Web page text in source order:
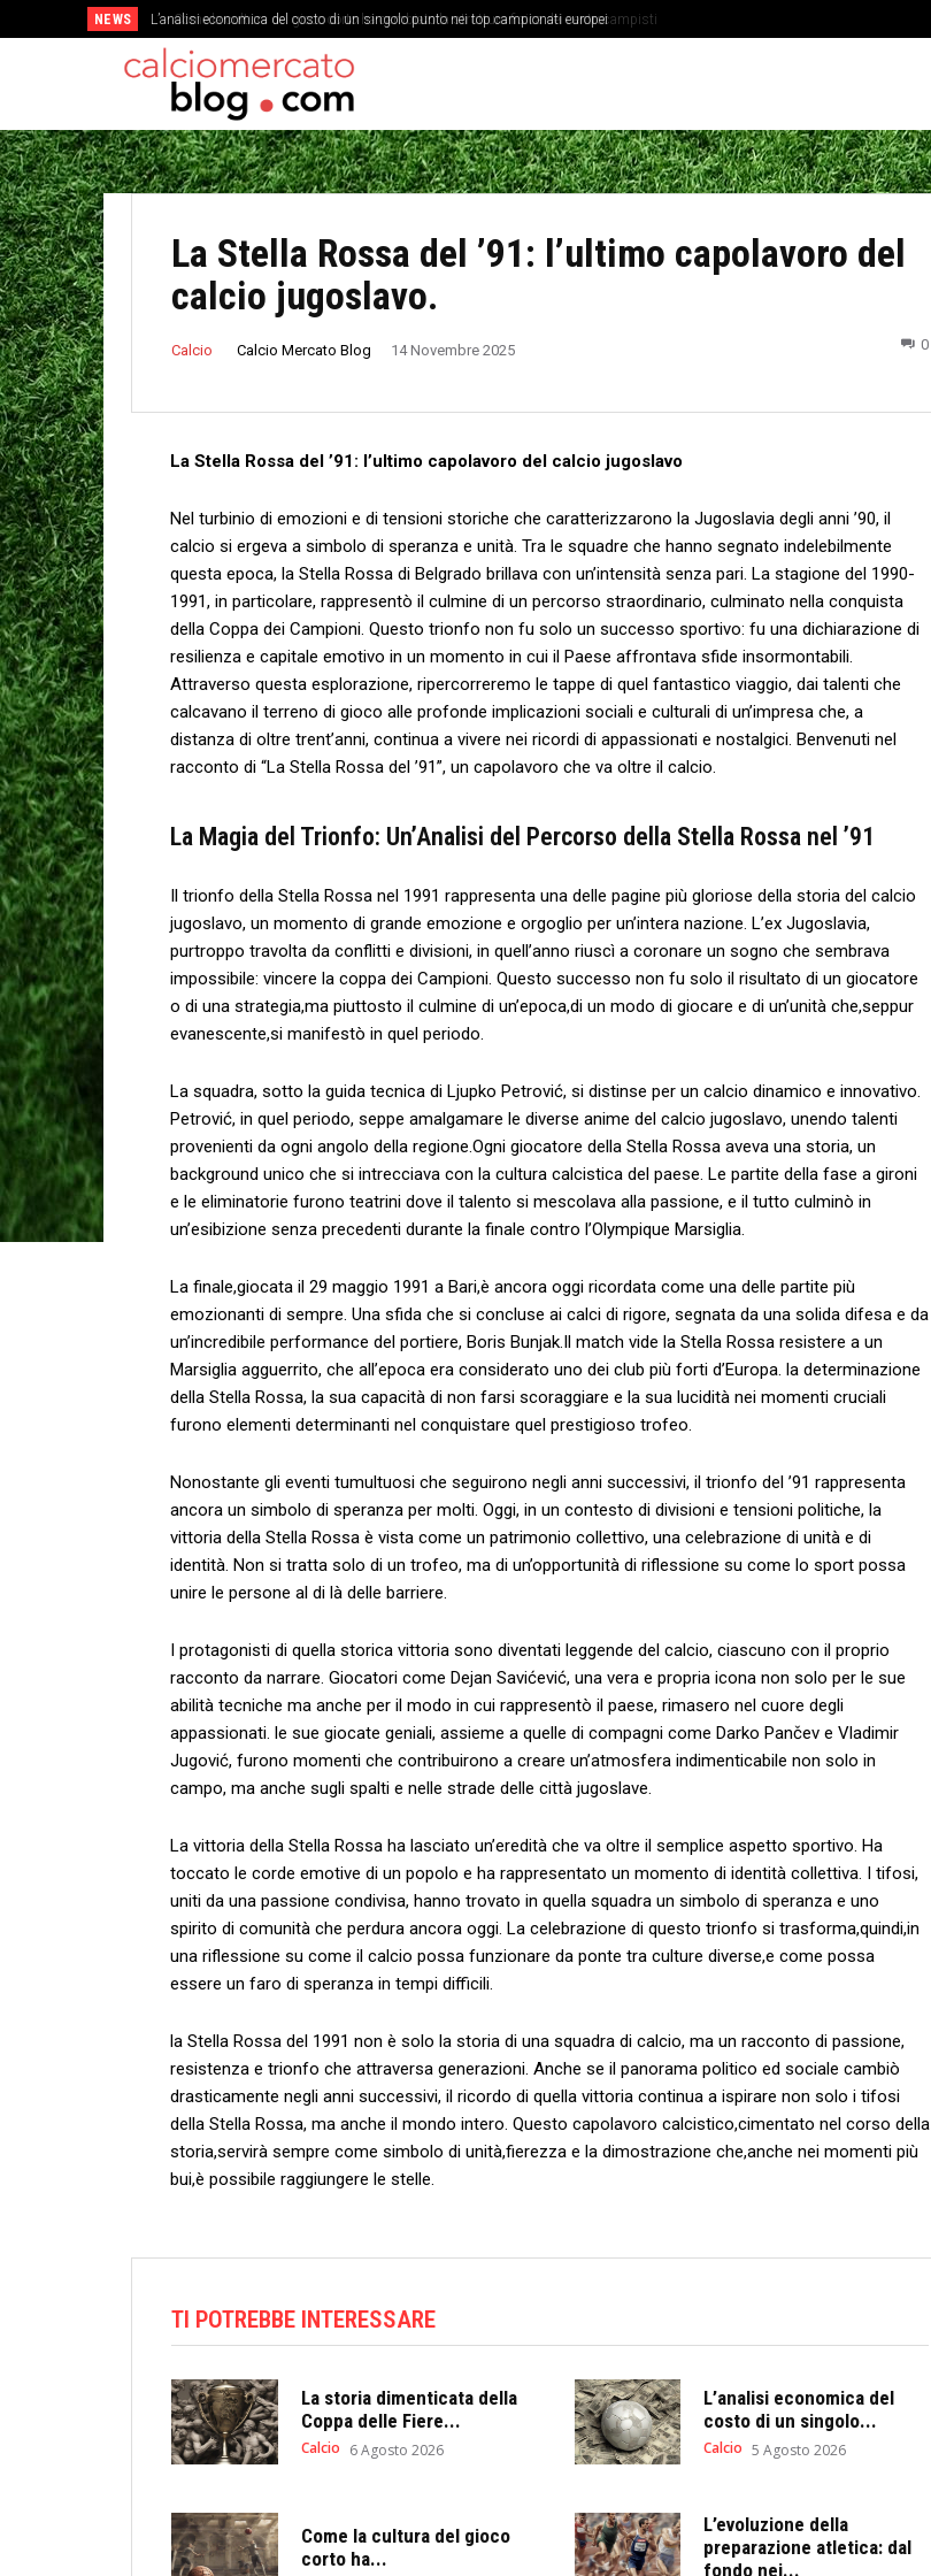
NEWS L’analisi economica del costo di un singolo punto nei top campionati europei
Come la cultura del gioco corto ha cambiato la struttura fisica dei centrocampisti
La Stella Rossa del ’91: l’ultimo capolavoro del
calcio jugoslavo.
Calcio Calcio Mercato Blog 14 Novembre 2025 0
La Stella Rossa​ del ’91:⁤ l’ultimo capolavoro del calcio ‍jugoslavo
Nel turbinio ⁢di emozioni e ⁣di tensioni storiche che caratterizzarono ⁣la Jugoslavia ⁤degli​ anni ’90, ‌il
calcio ‌si ergeva a simbolo di‍ speranza e unità. Tra le squadre che‍ hanno segnato indelebilmente
questa epoca, la Stella Rossa di​ Belgrado brillava con un’intensità ⁤senza pari. La stagione del 1990-
1991, ​in particolare, rappresentò ‍il culmine di un percorso straordinario, culminato nella conquista
della Coppa dei Campioni. Questo trionfo non fu solo un successo sportivo: fu una dichiarazione di
⁣resilienza e capitale emotivo ‌in un momento ⁣in cui il Paese affrontava ⁤sfide insormontabili.
Attraverso questa esplorazione, ripercorreremo‍ le tappe⁢ di quel fantastico​ viaggio, dai talenti che
calcavano il terreno di gioco alle ⁢profonde implicazioni⁣ sociali e ‌culturali ⁢di un’impresa che, a
distanza di oltre ‍trent’anni, continua a vivere nei ​ricordi di appassionati e nostalgici. Benvenuti nel⁤
racconto ⁣di “La Stella​ Rossa ⁣del ’91”, un capolavoro che ⁤va oltre il calcio.
La ​Magia del‍ Trionfo: ⁤Un’Analisi ⁤del Percorso‍ della ⁢Stella Rossa‌ nel ’91
Il trionfo della Stella Rossa nel 1991 rappresenta una delle pagine più gloriose della storia del calcio
⁢jugoslavo, un momento di grande emozione e orgoglio per un’intera nazione. L’ex Jugoslavia,
purtroppo travolta da conflitti ⁢e divisioni,‌ in quell’anno riuscì a coronare un sogno ⁢che sembrava
impossibile: vincere la ‌coppa dei⁢ Campioni. Questo successo non fu solo il risultato⁣ di un giocatore
o ‍di una strategia,ma piuttosto il culmine‍ di un’epoca,di un⁤ modo di giocare e di un’unità ⁤che,seppur
evanescente,si manifestò in quel periodo.
La squadra, ⁣sotto la guida ⁤tecnica di Ljupko Petrović,⁢ si distinse‍ per un calcio dinamico ​e innovativo.
⁣Petrović, in quel periodo, seppe amalgamare ‍le diverse anime ⁣del calcio ​jugoslavo, unendo talenti
‌provenienti da ogni angolo‍ della regione.Ogni giocatore della Stella⁤ Rossa aveva ⁣una storia, un
background​ unico che si​ intrecciava con la cultura ​calcistica del‍ paese. Le partite della fase a gironi⁤
e le ⁤eliminatorie furono teatrini dove il ⁣talento si mescolava alla ​passione,⁢ e⁤ il tutto culminò in
un’esibizione senza ​precedenti‍ durante la finale contro l’Olympique Marsiglia.
La finale,giocata il 29 ⁤maggio 1991 a ‌Bari,è ancora ⁤oggi ricordata ​come una delle partite più
emozionanti di ​sempre. Una sfida che si concluse ai calci di‌ rigore, segnata da una​ solida difesa ​e da
un’incredibile performance del⁢ portiere,⁣ Boris Bunjak.Il‍ match ⁣vide‍ la Stella⁢ Rossa resistere a un
Marsiglia⁣ agguerrito, che all’epoca era ⁢considerato ‌uno dei club più forti d’Europa. la ‌determinazione‌
della Stella Rossa,‌ la‌ sua capacità di non farsi scoraggiare e la sua lucidità⁣ nei momenti cruciali
furono⁤ elementi determinanti nel conquistare‌ quel prestigioso trofeo.
Nonostante ​gli eventi tumultuosi‌ che seguirono negli anni successivi, il ⁣trionfo ​del‌ ’91 rappresenta
ancora ⁤un​ simbolo di speranza ⁣per molti.‌ Oggi, ⁤in⁣ un contesto di ‌divisioni ​e tensioni politiche, la
vittoria ‍della Stella Rossa è ⁣vista ⁢come un ⁢patrimonio collettivo, una celebrazione di unità e di
identità. Non si tratta⁤ solo di un ‌trofeo, ma di un’opportunità di riflessione su come⁤ lo ⁢sport‍ possa
unire le persone al di là delle barriere.
I protagonisti di quella⁣ storica vittoria​ sono diventati ‍leggende del ⁢calcio, ‍ciascuno con il proprio
racconto da narrare. Giocatori come Dejan Savićević, una vera ‌e ‍propria icona non solo per le sue
abilità tecniche ma anche per il modo in cui ​rappresentò ⁤il paese, rimasero nel cuore ⁣degli
appassionati. le⁢ sue giocate‍ geniali,‍ assieme a quelle ⁤di compagni come Darko Pančev‌ e Vladimir
Jugović, furono ⁢momenti che⁢ contribuirono⁤ a creare un’atmosfera ⁣indimenticabile non solo in
campo, ma anche sugli spalti e⁢ nelle strade delle città jugoslave.
La vittoria della Stella​ Rossa ha lasciato un’eredità che va oltre il semplice aspetto⁢ sportivo.‌ Ha
toccato‌ le‍ corde emotive di un popolo e ⁣ha rappresentato​ un⁤ momento di identità collettiva. I ⁤tifosi,
uniti da una passione condivisa, hanno trovato ⁣in quella‍ squadra un simbolo‍ di speranza ⁣e​ uno
spirito di⁣ comunità⁢ che perdura ancora ‍oggi.⁣ La celebrazione di questo​ trionfo si trasforma,quindi,in
una riflessione su come il calcio possa⁢ funzionare⁣ da ponte tra culture diverse,e come ‌possa
essere‍ un faro di speranza in tempi ​difficili.
la Stella Rossa del 1991 non è solo la storia⁣ di una squadra di calcio,​ ma un racconto​ di ‌passione,⁤
resistenza e trionfo che ‌attraversa generazioni. Anche se il panorama politico ‌ed sociale cambiò
⁤drasticamente negli anni successivi, il ⁢ricordo⁢ di​ quella‍ vittoria‍ continua a ispirare non solo i tifosi
‌della Stella Rossa, ma anche il mondo intero. Questo capolavoro calcistico,cimentato nel corso della
storia,servirà sempre come ⁣simbolo ⁢di unità,fierezza e la dimostrazione che,anche ‍nei​ momenti più
bui,è possibile raggiungere​ le stelle.
TI POTREBBE INTERESSARE
La storia dimenticata della
Coppa delle Fiere...
Calcio 6 Agosto 2026
L’analisi economica del
costo di un singolo...
Calcio 5 Agosto 2026
Come la cultura del gioco
corto ha...
L’evoluzione della
preparazione atletica: dal
fondo nei...